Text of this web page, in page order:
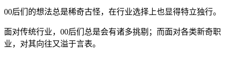
00后们的想法总是稀奇古怪，在行业选择上也显得特立独行。
面对传统行业，00后们总是会有诸多挑剔；而面对各类新奇职
业，对其向往又溢于言表。